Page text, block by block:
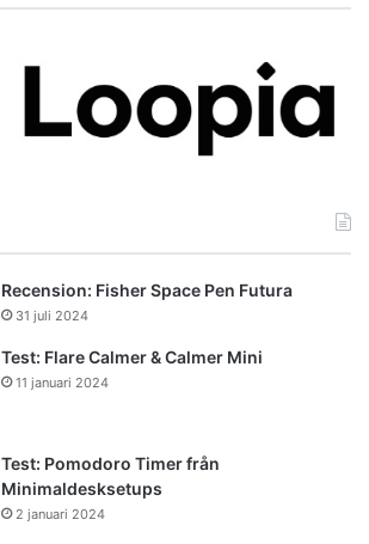
Recension: Fisher Space Pen Futura
31 juli 2024
Test: Flare Calmer & Calmer Mini
11 januari 2024
Test: Pomodoro Timer från
Minimaldesksetups
2 januari 2024